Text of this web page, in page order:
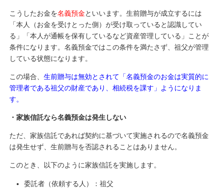
こうしたお金を名義預金といいます。生前贈与が成立するには
「本人（お金を受けとった側）が受け取っていると認識してい
る」「本人が通帳を保有しているなど資産管理している」ことが
条件になります。名義預金ではこの条件を満たさず、祖父が管理
している状態になります。
この場合、 生前贈与は無効とされて「名義預金のお金は実質的に
管理者である祖父の財産であり、相続税を課す」ようになりま
す。
・家族信託なら名義預金は発生しない
ただ、家族信託であれば契約に基づいて実施されるので名義預金
は発生せず、生前贈与を否認されることはありません。
このとき、以下のように家族信託を実施します。
委託者（依頼する人）：祖父